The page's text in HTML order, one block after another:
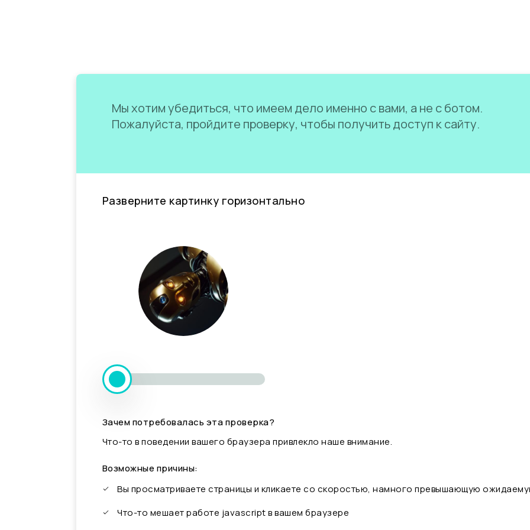
Мы хотим убедиться, что имеем дело именно с вами, а не с ботом.
Пожалуйста, пройдите проверку, чтобы получить доступ к сайту.
Разверните картинку горизонтально
Зачем потребовалась эта проверка?
Что-то в поведении вашего браузера привлекло наше внимание.
Возможные причины:
Вы просматриваете страницы и кликаете со скоростью, намного превышающую
Что-то мешает работе javascript в вашем браузере